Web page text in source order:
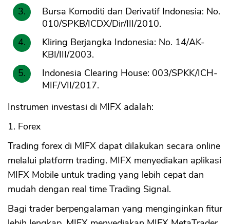
Bursa Komoditi dan Derivatif Indonesia: No.
010/SPKB/ICDX/Dir/III/2010.
Kliring Berjangka Indonesia: No. 14/AK-
KBI/III/2003.
Indonesia Clearing House: 003/SPKK/ICH-
MIF/VII/2017.
Instrumen investasi di MIFX adalah:
1. Forex
Trading forex di MIFX dapat dilakukan secara online
melalui platform trading. MIFX menyediakan aplikasi
MIFX Mobile untuk trading yang lebih cepat dan
mudah dengan real time Trading Signal.
Bagi trader berpengalaman yang menginginkan fitur